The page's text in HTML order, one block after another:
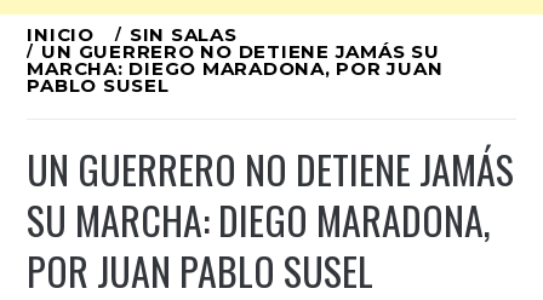
Ir
al
INICIO SIN SALAS
UN GUERRERO NO DETIENE JAMÁS SU
MARCHA: DIEGO MARADONA, POR JUAN
PABLO SUSEL
UN GUERRERO NO DETIENE JAMÁS
SU MARCHA: DIEGO MARADONA,
POR JUAN PABLO SUSEL